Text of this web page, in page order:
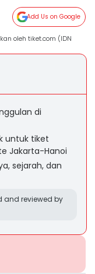
Add Us on Google
oleh tiket.com (IDN
di
untuk tiket
Jakarta-Hanoi
sejarah, dan
and reviewed by